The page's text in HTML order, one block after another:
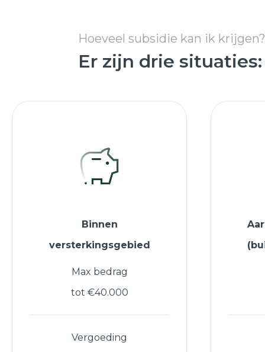
Hoeveel subsidie kan ik krijgen?
Er zijn drie situaties:
Binnen
versterkingsgebied
Max bedrag
tot €40.000
Vergoeding